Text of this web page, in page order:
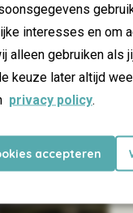
interesses en om
alleen gebruiken als
keuze later altijd
privacy policy.
accepteren